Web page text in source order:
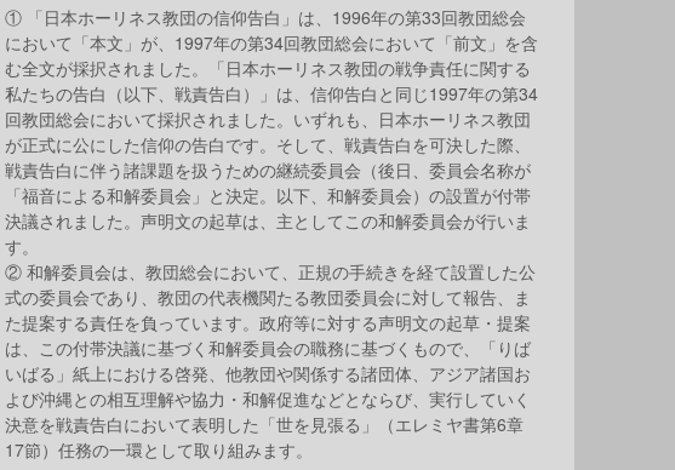
① 「日本ホーリネス教団の信仰告白」は、1996年の第33回教団総会
において「本文」が、1997年の第34回教団総会において「前文」を含
む全文が採択されました。「日本ホーリネス教団の戦争責任に関する
私たちの告白（以下、戦責告白）」は、信仰告白と同じ1997年の第34
回教団総会において採択されました。いずれも、日本ホーリネス教団
が正式に公にした信仰の告白です。そして、戦責告白を可決した際、
戦責告白に伴う諸課題を扱うための継続委員会（後日、委員会名称が
「福音による和解委員会」と決定。以下、和解委員会）の設置が付帯
決議されました。声明文の起草は、主としてこの和解委員会が行いま
す。
② 和解委員会は、教団総会において、正規の手続きを経て設置した公
式の委員会であり、教団の代表機関たる教団委員会に対して報告、ま
た提案する責任を負っています。政府等に対する声明文の起草・提案
は、この付帯決議に基づく和解委員会の職務に基づくもので、「りば
いばる」紙上における啓発、他教団や関係する諸団体、アジア諸国お
よび沖縄との相互理解や協力・和解促進などとならび、実行していく
決意を戦責告白において表明した「世を見張る」（エレミヤ書第6章
17節）任務の一環として取り組みます。